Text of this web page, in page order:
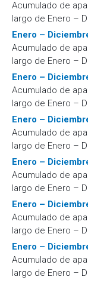
Acumulado de
largo de Enero –
Enero –
Acumulado de
largo de Enero –
Enero –
Acumulado de
largo de Enero –
Enero –
Acumulado de
largo de Enero –
Enero –
Acumulado de
largo de Enero –
Enero –
Acumulado de
largo de Enero –
Enero –
Acumulado de
largo de Enero –